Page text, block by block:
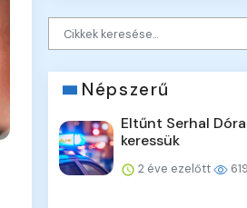
Népszerű
Eltűnt Serhal
keressük
2 éve ezelőtt